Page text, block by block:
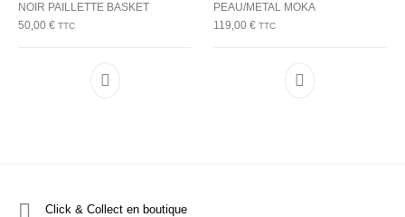
NOIR PAILLETTE BASKET
50,00€ TTC
Ce produit a plusieurs variations. Les options
PEAU/METAL MOKA
119,00 € TTC
Ce produit a
Click & Collect en boutique